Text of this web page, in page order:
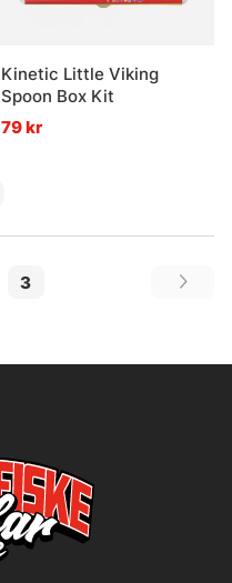
Kinetic Little Viking
Spoon Box Kit
79 kr
3